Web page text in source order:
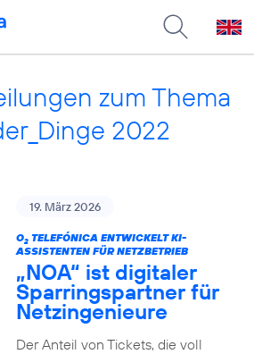
zum Thema
2022
19. März 2026
O2TELEFÓNICA ENTWICKELT KI-
ASSISTENTEN FÜR NETZBETRIEB
„NOA“ ist digitaler
Sparringspartner für
Netzingenieure
Der Anteil von Tickets, die voll